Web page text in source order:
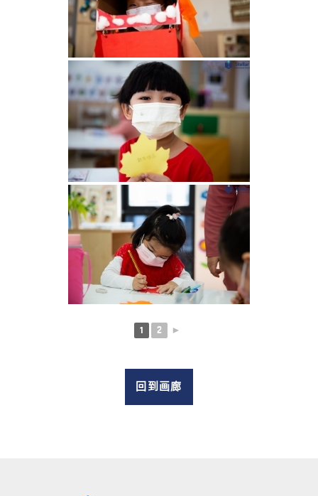
1 2 ►
回到画廊